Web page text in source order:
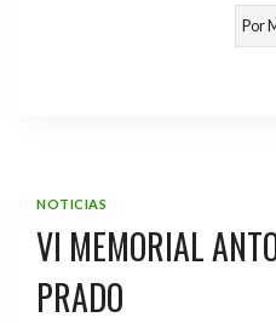
Por
NOTICIAS
VI MEMORIAL
PRADO